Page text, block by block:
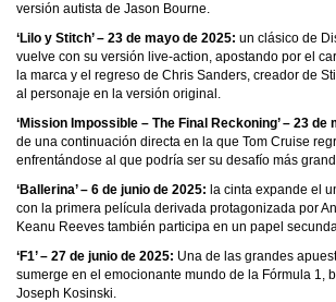
versión autista de Jason Bourne.
‘Lilo y Stitch’ – 23 de mayo de 2025: un clásico de
vuelve con su versión live-action, apostando por el
la marca y el regreso de Chris Sanders, creador de
al personaje en la versión original.
‘Mission Impossible – The Final Reckoning’ – 23 de
de una continuación directa en la que Tom Cruise
enfrentándose al que podría ser su desafío más
‘Ballerina’ – 6 de junio de 2025: la cinta expande el
con la primera película derivada protagonizada por
Keanu Reeves también participa en un papel
‘F1’ – 27 de junio de 2025: Una de las grandes
sumerge en el emocionante mundo de la Fórmula 1,
Joseph Kosinski.